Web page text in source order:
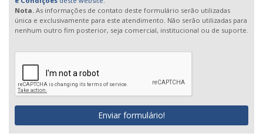
Nota. As informações de contato deste formulário serão utilizadas
única e exclusivamente para este atendimento. Não serão utilizadas para
nenhum outro fim posterior, seja comercial, institucional ou de suporte.
Enviar formulário!